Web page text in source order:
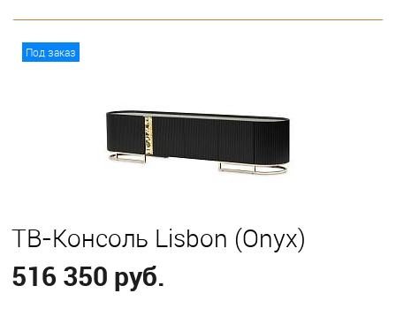
Под заказ
ТВ-Консоль Lisbon (Onyx)
516 350 руб.